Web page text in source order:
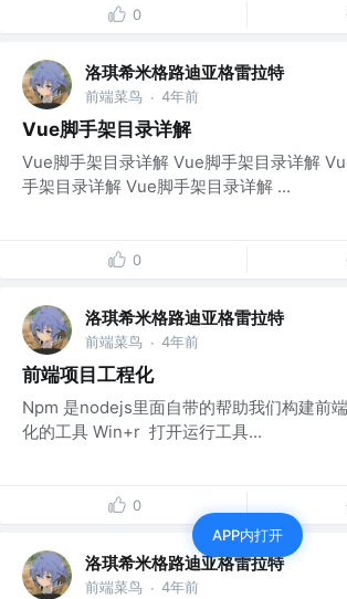
0
洛琪希米格路迪亚格雷拉特
前端菜鸟 · 4年前
Vue脚手架目录详解
Vue脚手架目录详解 Vue脚手架目录详解
手架目录详解 Vue脚手架目录详解 ...
0
洛琪希米格路迪亚格雷拉特
前端菜鸟 · 4年前
前端项目工程化
Npm 是nodejs里面自带的帮助我们构建前
化的工具 Win+r 打开运行工具...
0
洛琪希米格路迪亚格雷拉特
前端菜鸟 · 4年前
APP内打开